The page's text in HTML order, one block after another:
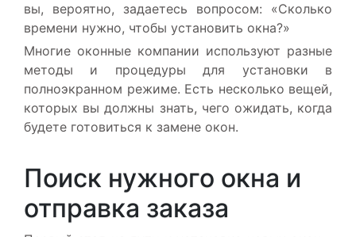
вы, вероятно, задаетесь вопросом: «Сколько
времени нужно, чтобы установить окна?»
Многие оконные компании используют разные
методы и процедуры для установки в
полноэкранном режиме. Есть несколько вещей,
которых вы должны знать, чего ожидать, когда
будете готовиться к замене окон.
Поиск нужного окна и
отправка заказа